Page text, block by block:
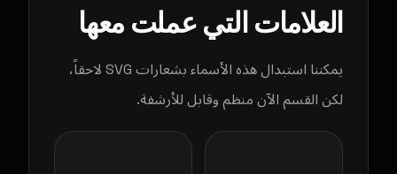
العلامات التي عملت معها
يمكننا استبدال هذه الأسماء بشعارات SVG لاحقاً،
لكن القسم الآن منظم وقابل للأرشفة.